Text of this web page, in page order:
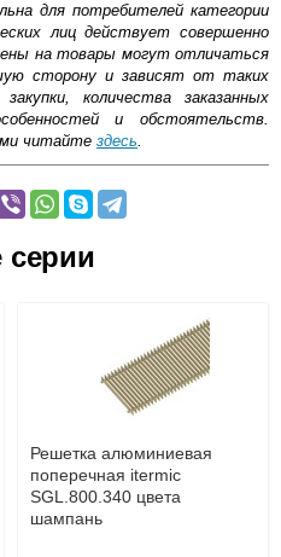
для потребителей категории
лиц действует совершенно
на товары могут отличаться
сторону и зависят от таких
количества заказанных
и обстоятельств.
читайте здесь.
и Московской области
в режиме реального
получении товара как при
деньги, Web-money,
и с НДС)
серии
Решетка алюминиевая
поперечная itermic
SGL.800.340 цвета
шампань